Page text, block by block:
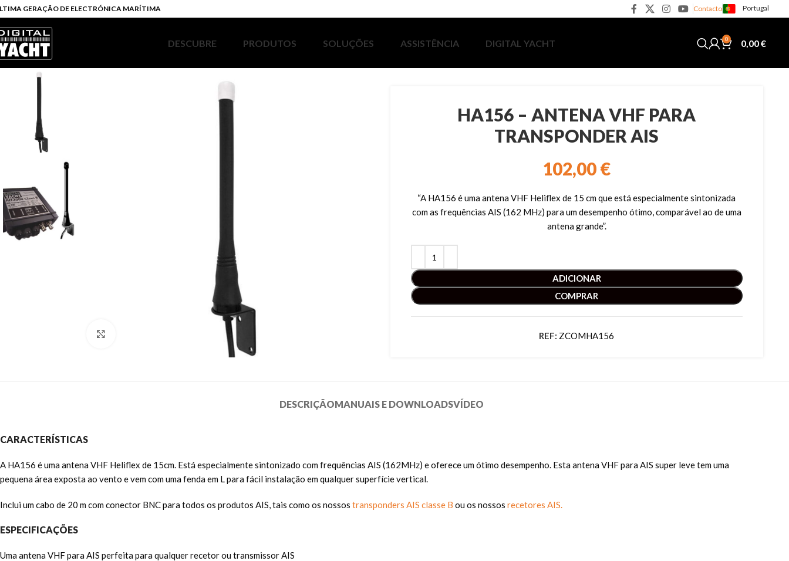
GERAÇÃO DE ELECTRÓNICA MARÍTIMA Contacto Portugal
DESCUBRE PRODUTOS SOLUÇÕES ASSISTÊNCIA DIGITAL YACHT 0 0,00€
HA156 – ANTENA VHF PARA
TRANSPONDER AIS
102,00€
“A HA156 é uma antena VHF Heliflex de 15 cm que está especialmente sintonizada
com as frequências AIS (162 MHz) para um desempenho ótimo, comparável ao de uma
antena grande”.
ADICIONAR
COMPRAR
REF: ZCOMHA156
DESCRIÇÃOMANUAIS E DOWNLOADSVÍDEO
CARACTERÍSTICAS
A HA156 é uma antena VHF Heliflex de 15cm. Está especialmente sintonizado com frequências AIS (162MHz) e oferece um ótimo desempenho. Esta antena VHF para AIS super leve tem uma
pequena área exposta ao vento e vem com uma fenda em L para fácil instalação em qualquer superfície vertical.
Inclui um cabo de 20 m com conector BNC para todos os produtos AIS, tais como os nossos transponders AIS classe B ou os nossos recetores AIS.
ESPECIFICAÇÕES
Uma antena VHF para AIS perfeita para qualquer recetor ou transmissor AIS